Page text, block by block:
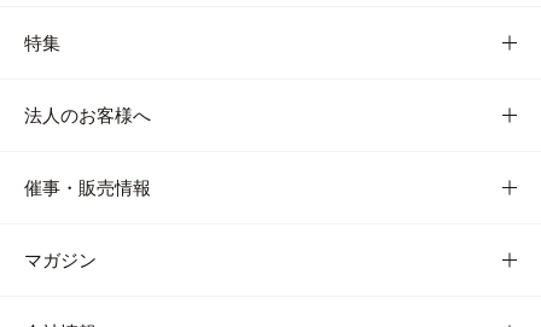
特集
法人のお客様へ
催事・販売情報
マガジン